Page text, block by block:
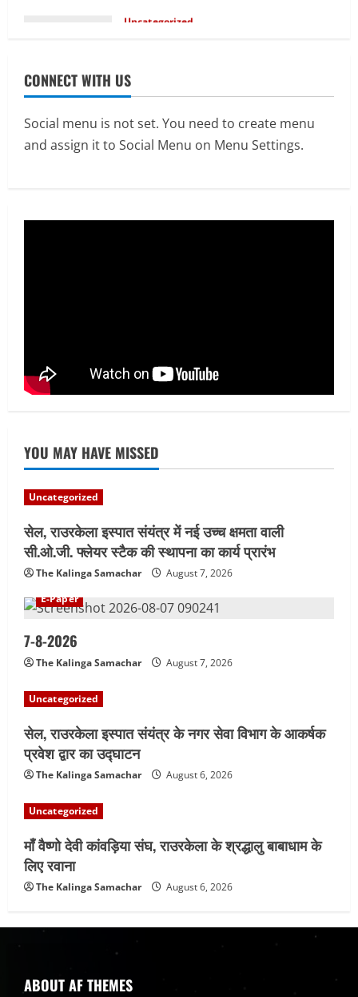
2
7-8-2026
August 7, 2026
3
CONNECT WITH US
Social menu is not set. You need to create menu
and assign it to Social Menu on Menu Settings.
YOU MAY HAVE MISSED
Uncategorized
सेल, राउरकेला इस्पात संयंत्र में नई उच्च क्षमता वाली
सी.ओ.जी. फ्लेयर स्टैक की स्थापना का कार्य प्रारंभ
The Kalinga Samachar
August 7, 2026
E-Paper
7-8-2026
The Kalinga Samachar August 7, 2026
Uncategorized
सेल, राउरकेला इस्पात संयंत्र के नगर सेवा विभाग के आकर्षक
प्रवेश द्वार का उद्घाटन
The Kalinga Samachar August 6, 2026
Uncategorized
माँ वैष्णो देवी कांवड़िया संघ, राउरकेला के श्रद्धालु बाबाधाम के
लिए रवाना
The Kalinga Samachar August 6, 2026
ABOUT AF THEMES